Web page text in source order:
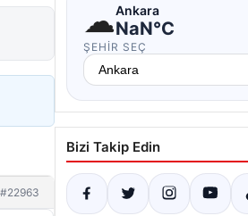
#22963
☁Ankara
NaN°C
ŞEHIR SEÇ
Bizi Takip Edin